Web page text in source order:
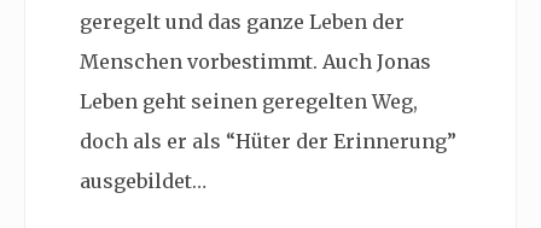
geregelt und das ganze Leben der
Menschen vorbestimmt. Auch Jonas
Leben geht seinen geregelten Weg,
doch als er als “Hüter der Erinnerung”
ausgebildet…